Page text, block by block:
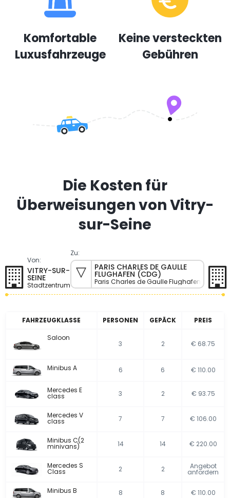
Komfortable
Luxusfahrzeuge
Keine versteckten
Gebühren
Die Kosten für
Überweisungen von Vitry-
sur-Seine
Von:
VITRY-SUR-
SEINE
Stadtzentrum
Zu:
PARIS CHARLES DE GAULLE
FLUGHAFEN (CDG)
Paris Charles de Gaulle Flughafen
FAHRZEUGKLASSE PERSONEN GEPÄCK
PREIS
Saloon
3 2 € 68.75
Minibus A 6 6 € 110.00
Mercedes E
class 3 2 € 93.75
Mercedes V
class 7 7 € 106.00
Minibus C(2
minivans) 14 14 € 220.00
Mercedes S
Class 2 2 Angebot
anfordern
Minibus B 8 8 € 110.00